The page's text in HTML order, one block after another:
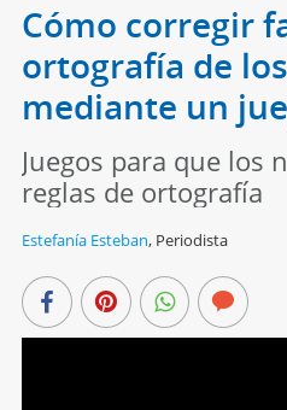
Cómo corregir
ortografía de
mediante un
Juegos para que los
reglas de ortografía
Estefanía Esteban, Periodista